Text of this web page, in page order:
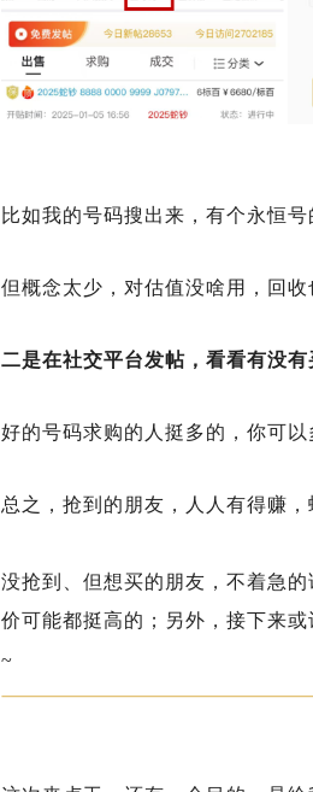
比如我的号码搜出来，有个永恒号
但概念太少，对估值没啥用，回
二是在社交平台发帖，看看有没
好的号码求购的人挺多的，你可以
总之，抢到的朋友，人人有得赚
没抢到、但想买的朋友，不着急
价可能都挺高的；另外，接下来
~